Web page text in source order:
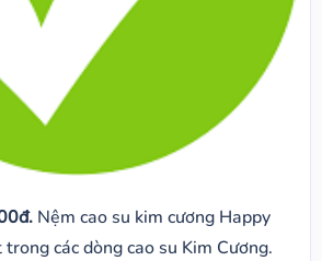
Nệm cao su kim cương Happy
các dòng cao su Kim Cương.